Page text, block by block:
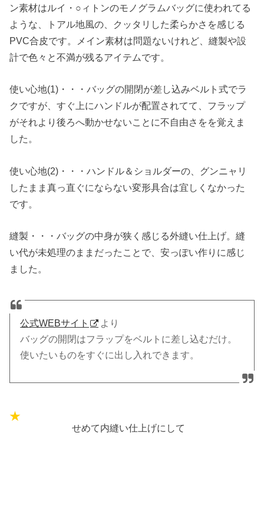
ン素材はルイ・○ィトンのモノグラムバッグに使われてる
ような、トアル地風の、クッタリした柔らかさを感じる
PVC合皮です。メイン素材は問題ないけれど、縫製や設
計で色々と不満が残るアイテムです。
使い心地(1)・・・バッグの開閉が差し込みベルト式でラ
クですが、すぐ上にハンドルが配置されてて、フラップ
がそれより後ろへ動かせないことに不自由さをを覚えま
した。
使い心地(2)・・・ハンドル＆ショルダーの、グンニャリ
したまま真っ直ぐにならない変形具合は宜しくなかった
です。
縫製・・・バッグの中身が狭く感じる外縫い仕上げ。縫
い代が未処理のままだったことで、安っぽい作りに感じ
ました。
公式WEBサイト
より
バッグの開閉はフラップをベルトに差し込むだけ。
使いたいものをすぐに出し入れできます。
せめて内縫い仕上げにして